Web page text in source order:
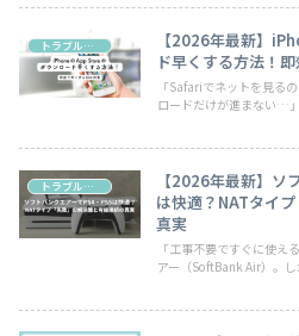
トラブル・お悩み
【2026年最新】
ド早くする方法！
「Safariでネットを見る
ロードだけが進まない…
トラブル・お悩み
【2026年最新】ソ
は快適？NATタイ
真実
「工事不要ですぐに使え
アー（SoftBank Air）。